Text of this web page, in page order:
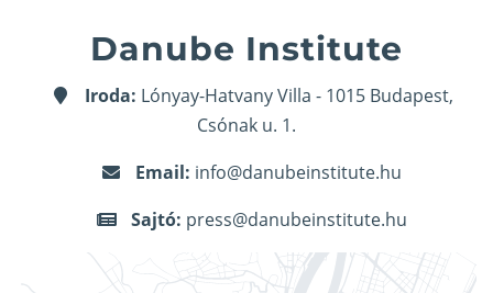
Danube Institute
Iroda: Lónyay-Hatvany Villa - 1015 Budapest,
Csónak u. 1.
Email: info@danubeinstitute.hu
Sajtó: press@danubeinstitute.hu